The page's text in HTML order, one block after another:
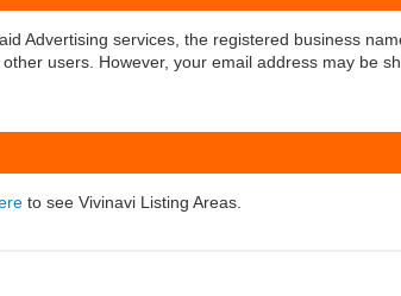
Advertising services, the registered business
users. However, your email address may be
to see Vivinavi Listing Areas.